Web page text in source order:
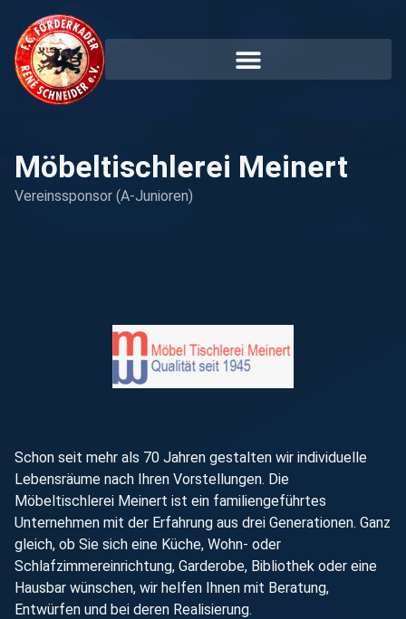
Möbeltischlerei Meinert
Vereinssponsor (A-Junioren)
Schon seit mehr als 70 Jahren gestalten wir individuelle
Lebensräume nach Ihren Vorstellungen. Die
Möbeltischlerei Meinert ist ein familiengeführtes
Unternehmen mit der Erfahrung aus drei Generationen. Ganz
gleich, ob Sie sich eine Küche, Wohn- oder
Schlafzimmereinrichtung, Garderobe, Bibliothek oder eine
Hausbar wünschen, wir helfen Ihnen mit Beratung,
Entwürfen und bei deren Realisierung.